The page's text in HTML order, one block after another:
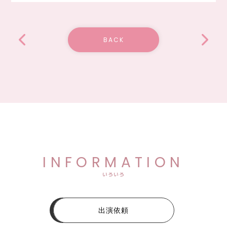
BACK
INFORMATION
いろいろ
出演依頼